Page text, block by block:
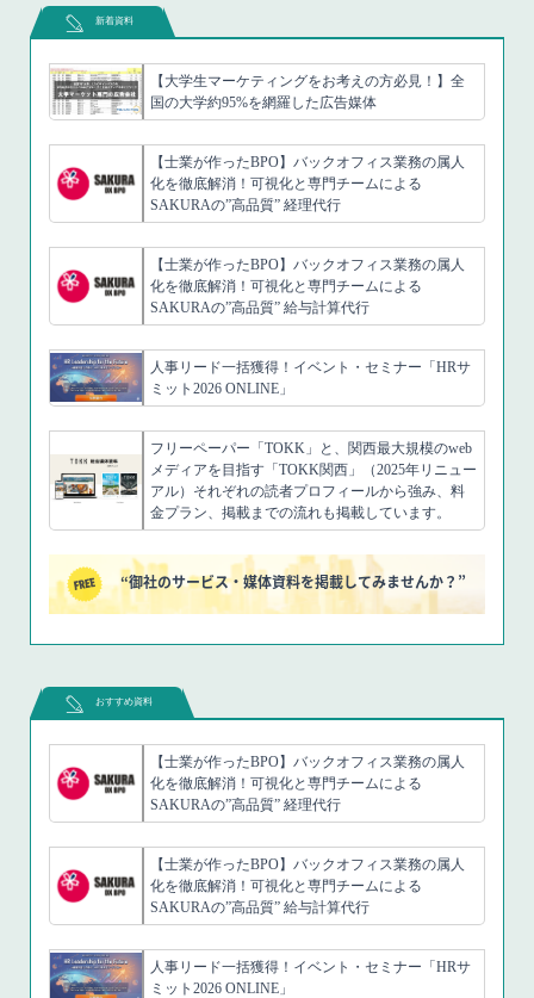
新着資料
【大学生マーケティングをお考えの方必見！】全
国の大学約95%を網羅した広告媒体
【士業が作ったBPO】バックオフィス業務の属人
化を徹底解消！可視化と専門チームによる
SAKURAの”高品質” 経理代行
【士業が作ったBPO】バックオフィス業務の属人
化を徹底解消！可視化と専門チームによる
SAKURAの”高品質” 給与計算代行
人事リード一括獲得！イベント・セミナー「HRサ
ミット2026 ONLINE」
フリーペーパー「TOKK」と、関西最大規模のweb
メディアを目指す「TOKK関西」（2025年リニュー
アル）それぞれの読者プロフィールから強み、料
金プラン、掲載までの流れも掲載しています。
“御社のサービス・媒体資料を掲載してみませんか？”
おすすめ資料
【士業が作ったBPO】バックオフィス業務の属人
化を徹底解消！可視化と専門チームによる
SAKURAの”高品質” 経理代行
【士業が作ったBPO】バックオフィス業務の属人
化を徹底解消！可視化と専門チームによる
SAKURAの”高品質” 給与計算代行
人事リード一括獲得！イベント・セミナー「HRサ
ミット2026 ONLINE」